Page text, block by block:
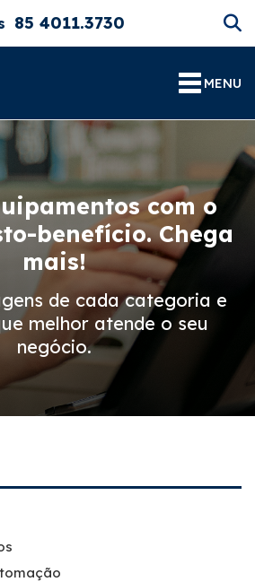
85 4011.3730
MENU
com o
benefício. Chega
mais!
de cada categoria e
melhor atende o seu
negócio.